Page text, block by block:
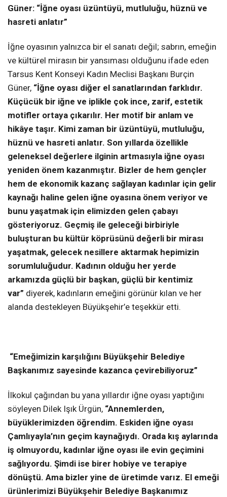
Güner: “İğne oyası üzüntüyü, mutluluğu, hüznü ve
hasreti anlatır”
İğne oyasının yalnızca bir el sanatı değil; sabrın, emeğin
ve kültürel mirasın bir yansıması olduğunu ifade eden
Tarsus Kent Konseyi Kadın Meclisi Başkanı Burçin
Güner, “İğne oyası diğer el sanatlarından farklıdır.
Küçücük bir iğne ve iplikle çok ince, zarif, estetik
motifler ortaya çıkarılır. Her motif bir anlam ve
hikâye taşır. Kimi zaman bir üzüntüyü, mutluluğu,
hüznü ve hasreti anlatır. Son yıllarda özellikle
geleneksel değerlere ilginin artmasıyla iğne oyası
yeniden önem kazanmıştır. Bizler de hem gençler
hem de ekonomik kazanç sağlayan kadınlar için gelir
kaynağı haline gelen iğne oyasına önem veriyor ve
bunu yaşatmak için elimizden gelen çabayı
gösteriyoruz. Geçmiş ile geleceği birbiriyle
buluşturan bu kültür köprüsünü değerli bir mirası
yaşatmak, gelecek nesillere aktarmak hepimizin
sorumluluğudur. Kadının olduğu her yerde
arkamızda güçlü bir başkan, güçlü bir kentimiz
var” diyerek, kadınların emeğini görünür kılan ve her
alanda destekleyen Büyükşehir’e teşekkür etti.
“Emeğimizin karşılığını Büyükşehir Belediye
Başkanımız sayesinde kazanca çevirebiliyoruz”
İlkokul çağından bu yana yıllardır iğne oyası yaptığını
söyleyen Dilek Işık Ürgün, “Annemlerden,
büyüklerimizden öğrendim. Eskiden iğne oyası
Çamlıyayla’nın geçim kaynağıydı. Orada kış aylarında
iş olmuyordu, kadınlar iğne oyası ile evin geçimini
sağlıyordu. Şimdi ise birer hobiye ve terapiye
dönüştü. Ama bizler yine de üretimde varız. El emeği
ürünlerimizi Büyükşehir Belediye Başkanımız